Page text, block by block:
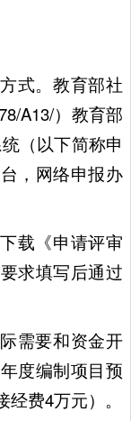
式。教育部社
A13/）教育部
（以下简称申
，网络申报办
载《申请评审
求填写后通过
需要和资金开
度编制项目预
费4万元）。